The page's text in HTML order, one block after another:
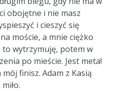
obojętne i nie masz
i cieszyć się
moście, a mnie ciężko
to wytrzymuję, potem w
po mieście. Jest meta!
finisz. Adam z Kasią